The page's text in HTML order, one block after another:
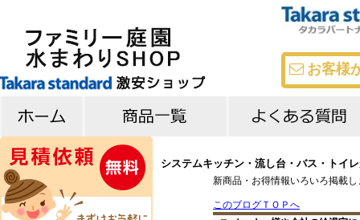
お客様
システムキッチン・流し台・バス・ト
キッチン
バス
洗面台 よくある質問
メーカー比較
新商品・お得情報いろいろ掲載し
このブログＴＯＰへ